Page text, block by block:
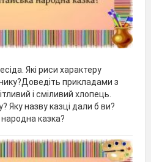
Які риси характеру
прикладами з
і сміливий хлопець.
Яку назву казці дали б ви?
казка?